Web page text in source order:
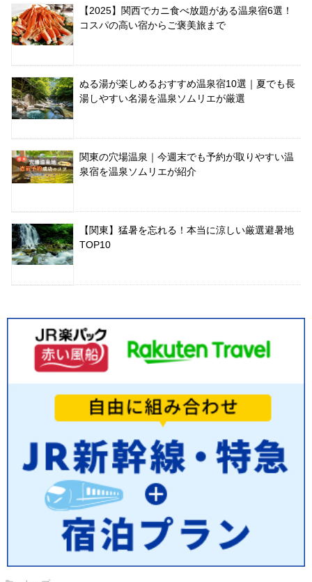
【2025】関西でカニ食べ放題がある温泉宿6選！
コスパの高い宿からご褒美旅まで
ぬる湯が楽しめるおすすめ温泉宿10選｜夏でも長
湯しやすい名湯を温泉ソムリエが厳選
関東の穴場温泉｜今週末でも予約が取りやすい温
泉宿を温泉ソムリエが紹介
【関東】猛暑を忘れる！本当に涼しい厳選避暑地
TOP10